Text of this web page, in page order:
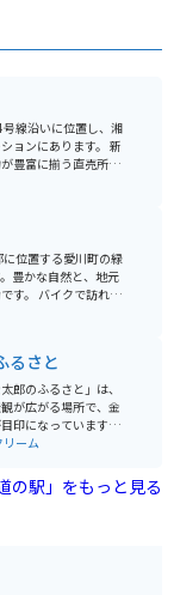
線沿いに位置し、湘
ンにあります。 新
豊富に揃う直売所
スポットです。朝ど
魚を使った料理な
が楽しめます。海を
あり、潮風を感じな
訪れる
いるので安心です。
スポットも点在して
道の駅 湘南
開催されています。
、季節のイベントな
る機会です。イベン
す。 お土産に
ばせ
位置する愛川町の緑
豊かな自然と、地元
訪れる
辺のワインディング
りジャムなどが人気
産の食材をふんだん
す。特に、地元産の
しか味わえない人気
るさと
郎のふるさと」は、
が広がる場所で、金
印になっています。
あり、広くはない店
などグルメも充実し
憩スポットとして最
リーム
の駅」をもっと見る